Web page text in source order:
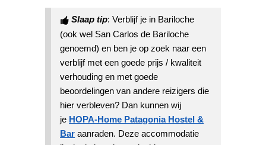
Slaap tip: Verblijf je in Bariloche
(ook wel San Carlos de Bariloche
genoemd) en ben je op zoek naar een
verblijf met een goede prijs / kwaliteit
verhouding en met goede
beoordelingen van andere reizigers die
hier verbleven? Dan kunnen wij
je HOPA-Home Patagonia Hostel &
Bar aanraden. Deze accommodatie